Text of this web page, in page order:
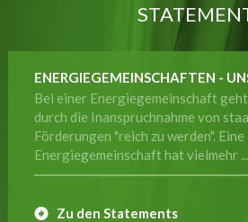
ENERGIEGEMEINSCHAFTEN -
Bei einer Energiegemeinschaft
durch die Inanspruchnahme von
Förderungen "reich zu werden". Eine
Energiegemeinschaft hat vielmehr ...
Zu den Statements